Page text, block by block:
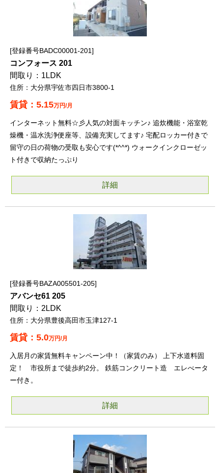
登録番号BADC00001-201
コンフォース 201
1LDK
大分県宇佐市四日市3800-1
5.15万円/月
インターネット無料☆彡人気の対面キッチン♪ 追炊機能・浴室乾
燥機・温水洗浄便座等、設備充実してます♪ 宅配ロッカー付きで
留守の日の荷物の受取も安心です(*^^*) ウォークインクローゼッ
ト付きで収納たっぷり
詳細
登録番号BAZA005501-205
アバンセ61 205
2LDK
大分県豊後高田市玉津127-1
5.0万円/月
入居月の家賃無料キャンペーン中！（家賃のみ） 上下水道料固
定！ 市役所まで徒歩約2分。 鉄筋コンクリート造 エレべータ
ー付き。
詳細